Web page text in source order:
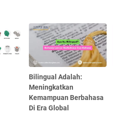
Bilingual Adalah:
Meningkatkan
Kemampuan Berbahasa
Di Era Global